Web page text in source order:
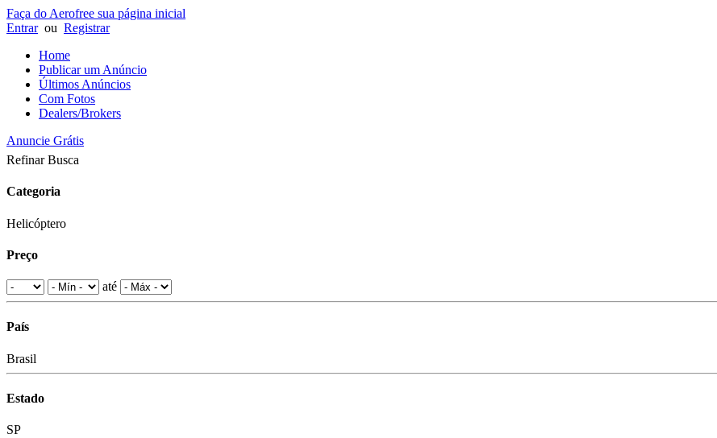
Faça do Aerofree sua página inicial
Entrarou Registrar
Home
Publicar um Anúncio
Últimos Anúncios
Com Fotos
Dealers/Brokers
Anuncie Grátis
Refinar Busca
Categoria
Helicóptero
Preço
até
País
Brasil
Estado
SP